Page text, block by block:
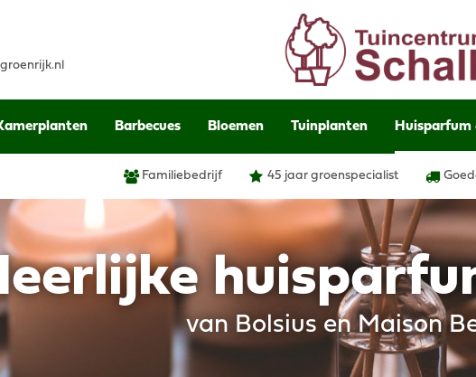
van Bolsius en Maison
Barbecues Bloemen Tuinplanten Huisparfum
Familiebedrijf 45 jaar groenspecialist